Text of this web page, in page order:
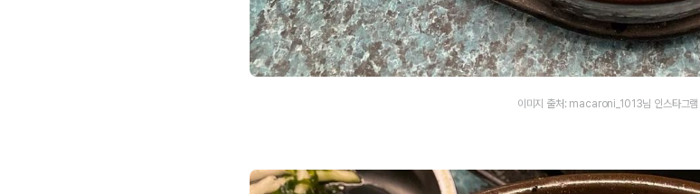
이미지 출처: macaroni_1013님 인스타그램